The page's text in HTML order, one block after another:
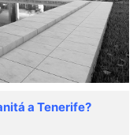
a Tenerife?